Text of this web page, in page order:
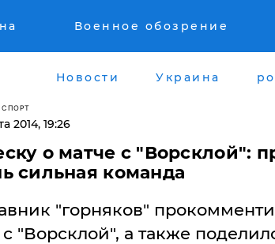
Военное обозрение
Новости Украина
СПОРТ
2014, 19:26
о матче с "Ворсклой":
сильная команда
"горняков"
с "Ворсклой", а также